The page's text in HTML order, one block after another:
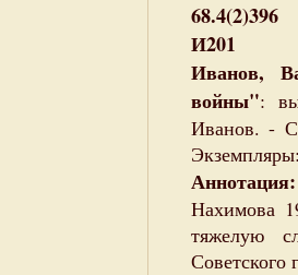
68.4(2)396
И201
Иванов,
войны":
Иванов. -
Аннотация:
Нахимова
тяжелую
Советского